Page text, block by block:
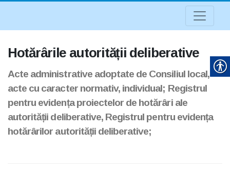
Hotărârile autorității deliberative
Acte administrative adoptate de Consiliul local,
acte cu caracter normativ, individual; Registrul
pentru evidența proiectelor de hotărâri ale
autorității deliberative, Registrul pentru evidența
hotărârilor autorității deliberative;